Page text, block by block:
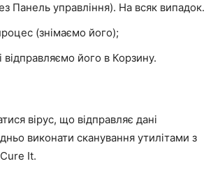
Панель управління). На всяк випадок.
(знімаємо його);
його в Корзину.
вірус, що відправляє дані
виконати сканування утилітами з
It.